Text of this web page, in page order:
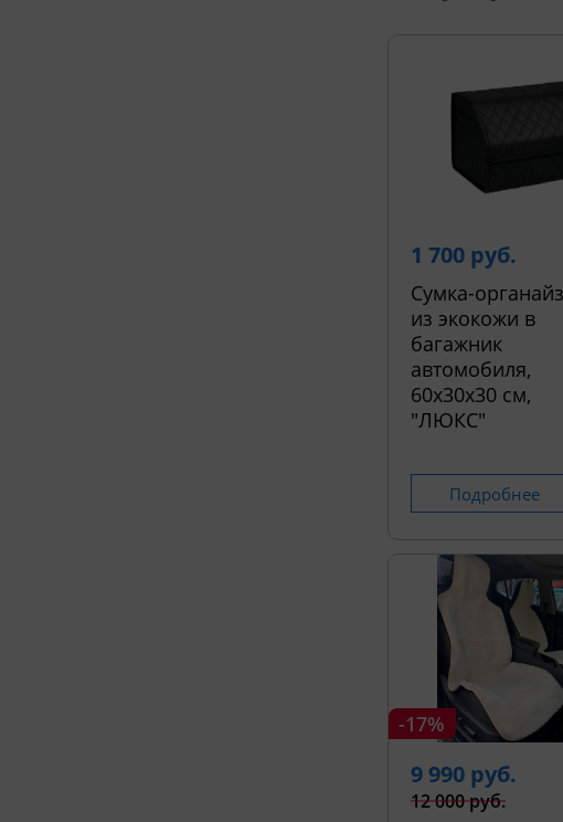
1 700 руб.
Сумка-
из экокожи в
багажник
автомобиля,
60х30х30 см,
"ЛЮКС"
Подробнее
-17%
9 990 руб.
12 000 руб.